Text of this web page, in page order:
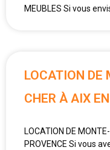
MEUBLES Si vous
LOCATION DE
CHER À AIX
LOCATION DE
PROVENCE Si vous